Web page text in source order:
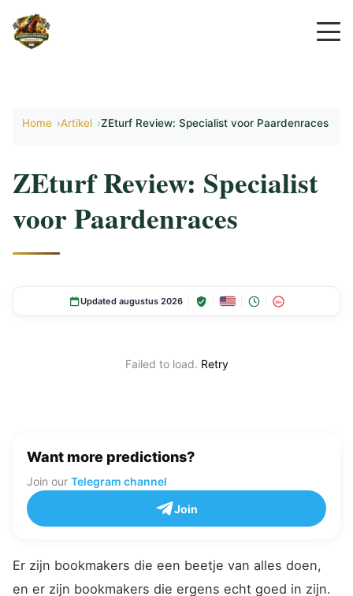
Home Artikel ZEturf Review: Specialist voor Paardenraces
ZEturf Review: Specialist
voor Paardenraces
Updated augustus 2026 18+
Failed to load. Retry
Want more predictions?
Join our Telegram channel
Join
Er zijn bookmakers die een beetje van alles doen,
en er zijn bookmakers die ergens echt goed in zijn.